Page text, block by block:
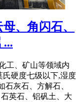
、角闪石、
...
工、矿山等领域内
硬度七级以下,湿度
石灰石、方解石、
英石、铝矾土、大